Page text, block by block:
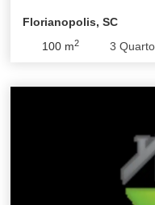
Florianopolis, SC
100m2 3